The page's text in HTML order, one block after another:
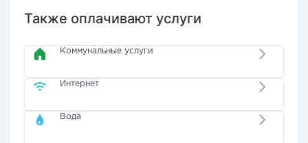
Также оплачивают услуги
Коммунальные услуги
Интернет
Вода